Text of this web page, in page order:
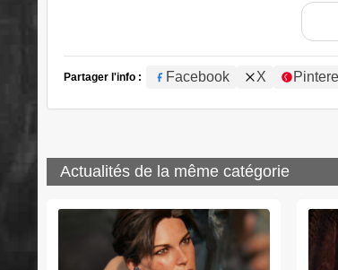
Partager l'info : Facebook X
Actualités de la même catégorie